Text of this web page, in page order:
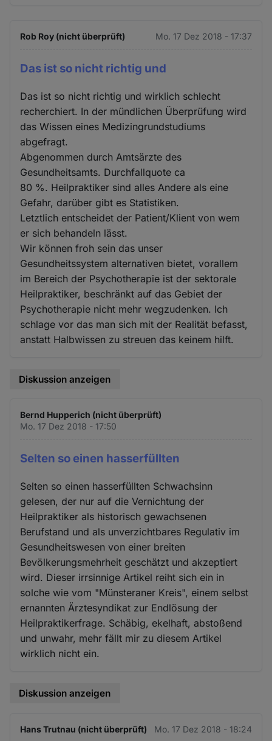
Rob Roy (nicht überprüft) Mo. 17 Dez 2018 - 17:37
Das ist so nicht richtig und
Das ist so nicht richtig und wirklich schlecht
recherchiert. In der mündlichen Überprüfung wird
das Wissen eines Medizingrundstudiums
abgefragt.
Abgenommen durch Amtsärzte des
Gesundheitsamts. Durchfallquote ca
80 %. Heilpraktiker sind alles Andere als eine
Gefahr, darüber gibt es Statistiken.
Letztlich entscheidet der Patient/Klient von wem
er sich behandeln lässt.
Wir können froh sein das unser
Gesundheitssystem alternativen bietet, vorallem
im Bereich der Psychotherapie ist der sektorale
Heilpraktiker, beschränkt auf das Gebiet der
Psychotherapie nicht mehr wegzudenken. Ich
schlage vor das man sich mit der Realität befasst,
anstatt Halbwissen zu streuen das keinem hilft.
Diskussion anzeigen
Bernd Hupperich (nicht überprüft)
Mo. 17 Dez 2018 - 17:50
Selten so einen hasserfüllten
Selten so einen hasserfüllten Schwachsinn
gelesen, der nur auf die Vernichtung der
Heilpraktiker als historisch gewachsenen
Berufstand und als unverzichtbares Regulativ im
Gesundheitswesen von einer breiten
Bevölkerungsmehrheit geschätzt und akzeptiert
wird. Dieser irrsinnige Artikel reiht sich ein in
solche wie vom "Münsteraner Kreis", einem selbst
ernannten Ärztesyndikat zur Endlösung der
Heilpraktikerfrage. Schäbig, ekelhaft, abstoßend
und unwahr, mehr fällt mir zu diesem Artikel
wirklich nicht ein.
Diskussion anzeigen
Hans Trutnau (nicht überprüft) Mo. 17 Dez 2018 - 18:24